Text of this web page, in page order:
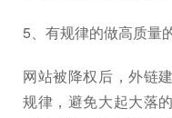
5、有规律的做高质量
网站被降权后，外链
规律，避免大起大落